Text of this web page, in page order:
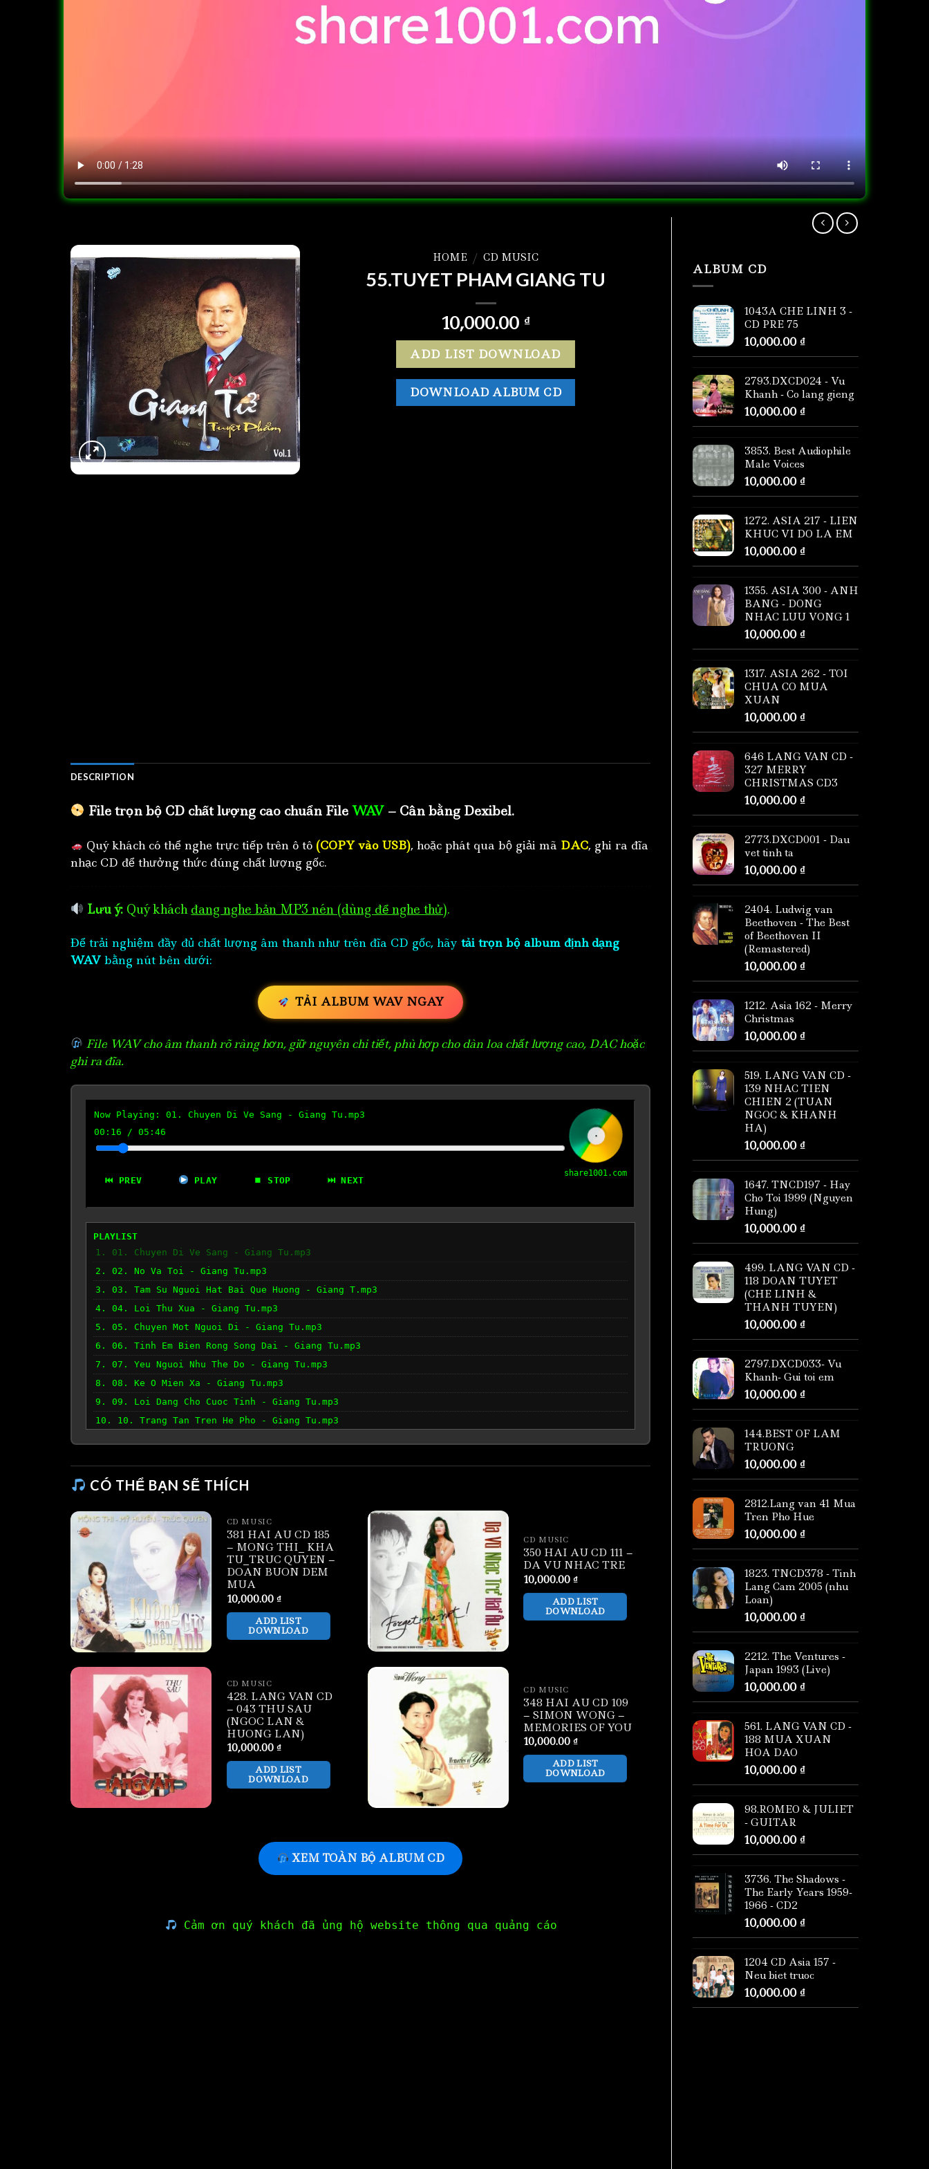
ALBUM CD
1043A CHE LINH 3 -
CD PRE 75
10,000.00 ₫
2793.DXCD024 - Vu
Khanh - Co lang gieng
10,000.00 ₫
3853. Best Audiophile
Male Voices
10,000.00 ₫
1272. ASIA 217 - LIEN
KHUC VI DO LA EM
10,000.00 ₫
1355. ASIA 300 - ANH
BANG - DONG
NHAC LUU VONG 1
10,000.00 ₫
1317. ASIA 262 - TOI
CHUA CO MUA
XUAN
10,000.00 ₫
646 LANG VAN CD -
327 MERRY
CHRISTMAS CD3
10,000.00 ₫
2773.DXCD001 - Dau
vet tinh ta
10,000.00 ₫
2404. Ludwig van
Beethoven - The Best
of Beethoven II
(Remastered)
10,000.00 ₫
1212. Asia 162 - Merry
Christmas
10,000.00 ₫
519. LANG VAN CD -
139 NHAC TIEN
CHIEN 2 (TUAN
NGOC & KHANH
HA)
10,000.00 ₫
1647. TNCD197 - Hay
Cho Toi 1999 (Nguyen
Hung)
10,000.00 ₫
499. LANG VAN CD -
118 DOAN TUYET
(CHE LINH &
THANH TUYEN)
10,000.00 ₫
2797.DXCD033- Vu
Khanh- Gui toi em
10,000.00 ₫
144.BEST OF LAM
TRUONG
10,000.00 ₫
2812.Lang van 41 Mua
Tren Pho Hue
10,000.00 ₫
1823. TNCD378 - Tinh
Lang Cam 2005 (nhu
Loan)
10,000.00 ₫
2212. The Ventures -
Japan 1993 (Live)
10,000.00 ₫
561. LANG VAN CD -
188 MUA XUAN
HOA DAO
10,000.00 ₫
98.ROMEO & JULIET
- GUITAR
10,000.00 ₫
3736. The Shadows -
The Early Years 1959-
1966 - CD2
10,000.00 ₫
1204 CD Asia 157 -
Neu biet truoc
10,000.00 ₫
HOME / CD MUSIC
55.TUYET PHAM GIANG TU
10,000.00 ₫
ADD LIST DOWNLOAD
DOWNLOAD ALBUM CD
DESCRIPTION
File trọn bộ CD chất lượng cao chuẩn File WAV– Cân bằng Dexibel.
Quý khách có thể nghe trực tiếp trên ô tô (COPY vào USB), hoặc phát qua bộ giải mã DAC, ghi ra đĩa
nhạc CD để thưởng thức đúng chất lượng gốc.
Lưu ý: Quý khách đang nghe bản MP3 nén (dùng để nghe thử).
Để trải nghiệm đầy đủ chất lượng âm thanh như trên đĩa CD gốc, hãy tải trọn bộ album định dạng
WAV bằng nút bên dưới:
TẢI ALBUM WAV NGAY
File WAV cho âm thanh rõ ràng hơn, giữ nguyên chi tiết, phù hợp cho dàn loa chất lượng cao, DAC hoặc
ghi ra đĩa.
Now Playing: 01. Chuyen Di Ve Sang - Giang Tu.mp3
00:17 / 05:46
⏮ PREV PLAY ⏹ STOP ⏭ NEXT
share1001.com
PLAYLIST
1. 01. Chuyen Di Ve Sang - Giang Tu.mp3
2. 02. No Va Toi - Giang Tu.mp3
3. 03. Tam Su Nguoi Hat Bai Que Huong - Giang T.mp3
4. 04. Loi Thu Xua - Giang Tu.mp3
5. 05. Chuyen Mot Nguoi Di - Giang Tu.mp3
6. 06. Tinh Em Bien Rong Song Dai - Giang Tu.mp3
7. 07. Yeu Nguoi Nhu The Do - Giang Tu.mp3
8. 08. Ke O Mien Xa - Giang Tu.mp3
9. 09. Loi Dang Cho Cuoc Tinh - Giang Tu.mp3
10. 10. Trang Tan Tren He Pho - Giang Tu.mp3
CÓ THỂ BẠN SẼ THÍCH
CD MUSIC
381 HAI AU CD 185
– MONG THI_ KHA
TU_TRUC QUYEN –
DOAN BUON DEM
MUA
10,000.00 ₫
ADD LIST
DOWNLOAD
CD MUSIC
350 HAI AU CD 111 –
DA VU NHAC TRE
10,000.00₫
ADD LIST
DOWNLOAD
CD MUSIC
428. LANG VAN CD
– 043 THU SAU
(NGOC LAN &
HUONG LAN)
10,000.00 ₫
ADD LIST
DOWNLOAD
CD MUSIC
348 HAI AU CD 109
– SIMON WONG –
MEMORIES OF YOU
10,000.00₫
ADD LIST
DOWNLOAD
XEM TOÀN BỘ ALBUM CD
Cảm ơn quý khách đã ủng hộ website thông qua quảng cáo